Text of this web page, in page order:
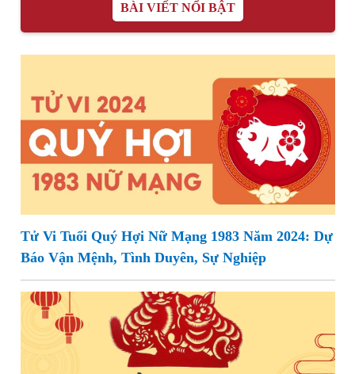
BÀI VIẾT NỔI BẬT
Tử Vi Tuổi Quý Hợi Nữ Mạng 1983 Năm 2024: Dự
Báo Vận Mệnh, Tình Duyên, Sự Nghiệp